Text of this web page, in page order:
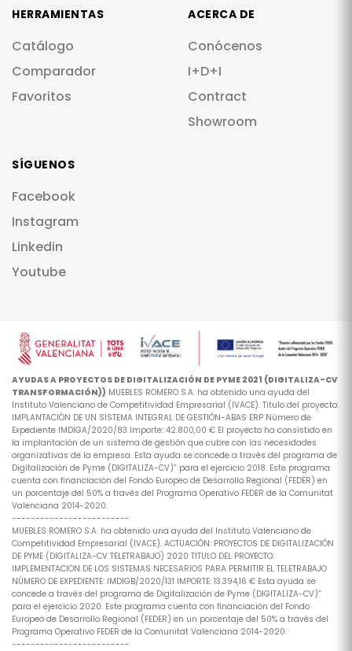
HERRAMIENTAS
Catálogo
Comparador
Favoritos
ACERCA DE
Conócenos
I+D+I
Contract
Showroom
SÍGUENOS
Facebook
Instagram
Linkedin
Youtube
AYUDAS A PROYECTOS DE DIGITALIZACIÓN DE PYME 2021 (DIGITALIZA-CV
TRANSFORMACIÓN)) MUEBLES ROMERO S.A. ha obtenido una ayuda del
Instituto Valenciano de Competitividad Empresarial (IVACE). Titulo del proyecto:
IMPLANTACIÓN DE UN SISTEMA INTEGRAL DE GESTIÓN-ABAS ERP Número de
Expediente IMDIGA/2020/83 Importe: 42.800,00 € El proyecto ha consistido en
la implantación de un sistema de gestión que cubre con las necesidades
organizativas de la empresa. Esta ayuda se concede a través del programa de
Digitalización de Pyme (DIGITALIZA-CV)” para el ejercicio 2018. Este programa
cuenta con financiación del Fondo Europeo de Desarrollo Regional (FEDER) en
un porcentaje del 50% a través del Programa Operativo FEDER de la Comunitat
Valenciana 2014-2020.
-------------------------
MUEBLES ROMERO S.A. ha obtenido una ayuda del Instituto Valenciano de
Competitividad Empresarial (IVACE). ACTUACIÓN: PROYECTOS DE DIGITALIZACIÓN
DE PYME (DIGITALIZA-CV TELETRABAJO) 2020 TITULO DEL PROYECTO:
IMPLEMENTACION DE LOS SISTEMAS NECESARIOS PARA PERMITIR EL TELETRABAJO
NÚMERO DE EXPEDIENTE: IMDIGB/2020/131 IMPORTE: 13.394,16 € Esta ayuda se
concede a través del programa de Digitalización de Pyme (DIGITALIZA-CV)”
para el ejercicio 2020. Este programa cuenta con financiación del Fondo
Europeo de Desarrollo Regional (FEDER) en un porcentaje del 50% a través del
Programa Operativo FEDER de la Comunitat Valenciana 2014-2020.
-------------------------